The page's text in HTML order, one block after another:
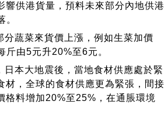
響供港貨量，預料未來部分內地供港
。
蔬菜來貨價上漲，例如生菜加價
由5元升20%至6元。
本大地震後，當地食材供應處於緊
材，全球的食材供應更為緊張，間接
格料增加20%至25%，在通脹環境